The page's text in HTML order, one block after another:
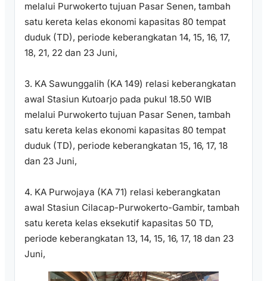
melalui Purwokerto tujuan Pasar Senen, tambah
satu kereta kelas ekonomi kapasitas 80 tempat
duduk (TD), periode keberangkatan 14, 15, 16, 17,
18, 21, 22 dan 23 Juni,
3. KA Sawunggalih (KA 149) relasi keberangkatan
awal Stasiun Kutoarjo pada pukul 18.50 WIB
melalui Purwokerto tujuan Pasar Senen, tambah
satu kereta kelas ekonomi kapasitas 80 tempat
duduk (TD), periode keberangkatan 15, 16, 17, 18
dan 23 Juni,
4. KA Purwojaya (KA 71) relasi keberangkatan
awal Stasiun Cilacap-Purwokerto-Gambir, tambah
satu kereta kelas eksekutif kapasitas 50 TD,
periode keberangkatan 13, 14, 15, 16, 17, 18 dan 23
Juni,